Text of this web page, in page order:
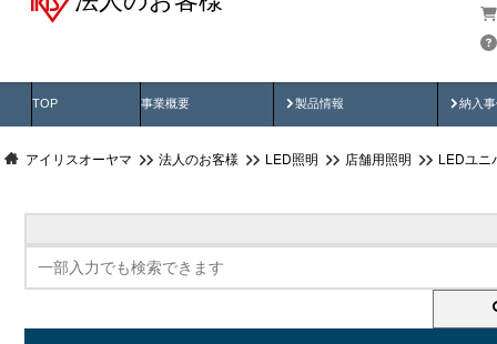
TOP 事業概要 製品情報
製品動画 納入
納
アイリスオーヤマ 法人のお客様 LED照明 店舗用照明 LEDユニ